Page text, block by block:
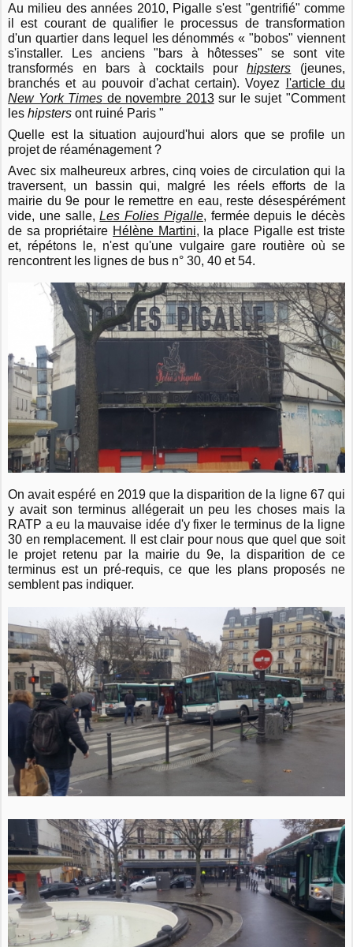
Au milieu des années 2010, Pigalle s'est "gentrifié" comme
il est courant de qualifier le processus de transformation
d'un quartier dans lequel les dénommés « "bobos" viennent
s'installer. Les anciens "bars à hôtesses" se sont vite
transformés en bars à cocktails pourhipsters (jeunes,
branchés et au pouvoir d'achat certain). Voyez
l'article du
New York Times de novembre 2013sur le sujet "Comment
leshipsters ont ruiné Paris "
Quelle est la situation aujourd'hui alors que se profile un
projet de réaménagement ?
Avec six malheureux arbres, cinq voies de circulation qui la
traversent, un bassin qui, malgré les réels efforts de la
mairie du 9e pour le remettre en eau, reste désespérément
vide, une salle,Les Folies Pigalle, fermée depuis le décès
de sa propriétaire Hélène Martini, la place Pigalle est triste
et, répétons le, n'est qu'une vulgaire gare routière où se
rencontrent les lignes de bus n° 30, 40 et 54.
On avait espéré en 2019 que la disparition de la ligne 67 qui
y avait son terminus allégerait un peu les choses mais la
RATP a eu la mauvaise idée d'y fixer le terminus de la ligne
30 en remplacement. Il est clair pour nous que quel que soit
le projet retenu par la mairie du 9e, la disparition de ce
terminus est un pré-requis, ce que les plans proposés ne
semblent pas indiquer.